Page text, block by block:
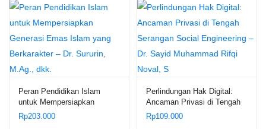
Pesantren – Dr. H. Maslani,
Peran Pendidikan Islam
untuk Mempersiapkan
Generasi Emas Islam yang
Berkarakter – Dr. Sururin,
Rp203.000
Perlindungan Hak Digital:
Ancaman Privasi di Tengah
Serangan Social Engineering
– Dr. Sayid Muhammad Rifqi
Rp109.000